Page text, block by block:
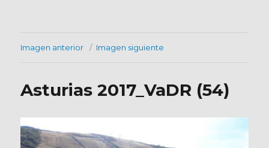
Imagen anterior Imagen siguiente
Asturias 2017_VaDR (54)